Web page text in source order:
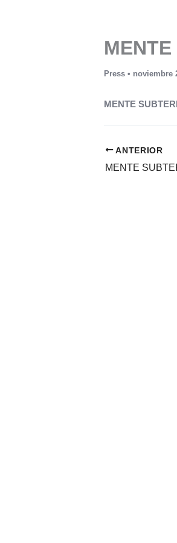
Press • noviembre
MENTE
ANTERIOR
MENTE